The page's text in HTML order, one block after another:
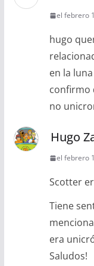
el febrero
hugo
en la
confirmo
no
Hugo
el febrero
Scotter
Tiene
era
Saludos!